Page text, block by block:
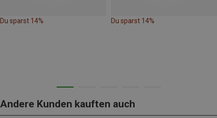
Du sparst 14% Du sparst 14%
Andere Kunden kauften auch